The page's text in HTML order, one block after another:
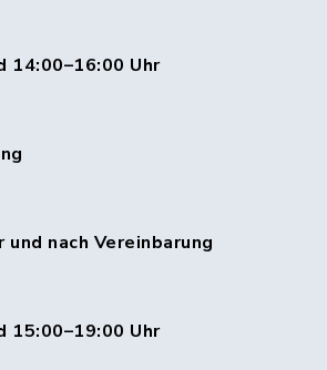
14:00–16:00 Uhr
und nach Vereinbarung
15:00–19:00 Uhr